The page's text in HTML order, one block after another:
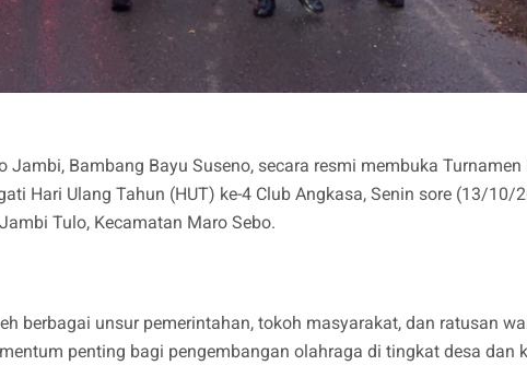
Jambi, Bambang Bayu Suseno, secara resmi membuka Turnamen
Hari Ulang Tahun (HUT) ke-4 Club Angkasa, Senin sore (13/10/
Tulo, Kecamatan Maro Sebo.
berbagai unsur pemerintahan, tokoh masyarakat, dan ratusan
penting bagi pengembangan olahraga di tingkat desa dan